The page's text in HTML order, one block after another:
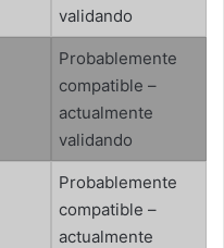
validando
Probablemente
compatible –
actualmente
validando
Probablemente
compatible –
actualmente